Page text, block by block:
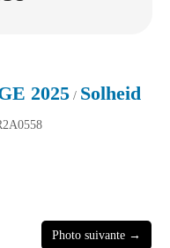
2025/ Solheid
Photo suivante →